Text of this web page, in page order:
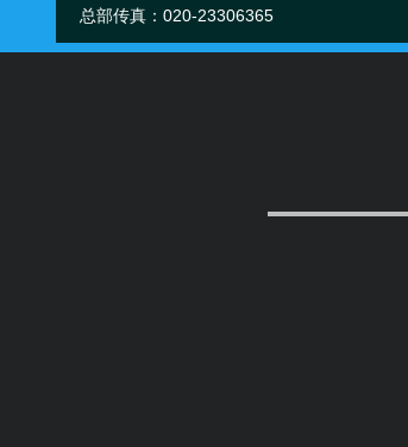
总部传真：020-23306365